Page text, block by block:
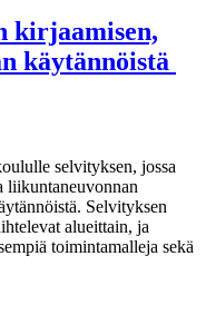
kirjaamisen,
käytännöistä
selvityksen, jossa
liikuntaneuvonnan
Selvityksen
alueittain, ja
toimintamalleja sekä